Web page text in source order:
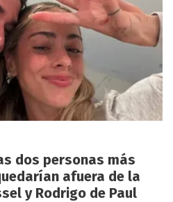
dos personas más
afuera de la
y Rodrigo de Paul